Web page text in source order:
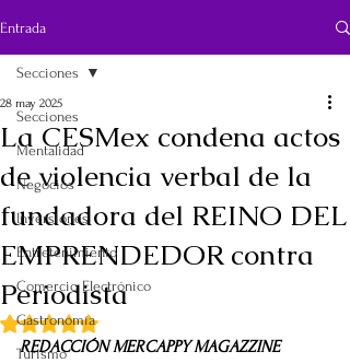
Entrada
Secciones
Mentalidad
Negocios
Inversiones
Entretenimiento
Comercio Electrónico
Gastronomía
Turismo
Secciones
La CESMex condena actos
de violencia verbal de la
fundadora del REINO DEL
EMPRENDEDOR contra
Periodista
28 may 2025
Obtuvo NaN de 5 estrellas.
REDACCIÓN MERCAPPY MAGAZZINE